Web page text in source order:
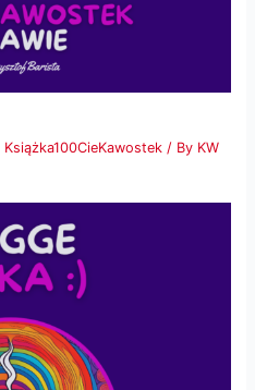
Książka100CieKawostek / By KW